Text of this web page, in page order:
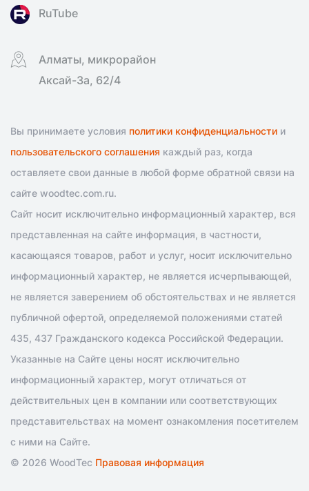
RuTube
Алматы, микрорайон
Аксай-3а, 62/4
Вы принимаете условия политики конфиденциальности и
пользовательского соглашения каждый раз, когда
оставляете свои данные в любой форме обратной связи на
сайте woodtec.com.ru.
Сайт носит исключительно информационный характер, вся
представленная на сайте информация, в частности,
касающаяся товаров, работ и услуг, носит исключительно
информационный характер, не является исчерпывающей,
не является заверением об обстоятельствах и не является
публичной офертой, определяемой положениями статей
435, 437 Гражданского кодекса Российской Федерации.
Указанные на Сайте цены носят исключительно
информационный характер, могут отличаться от
действительных цен в компании или соответствующих
представительствах на момент ознакомления посетителем
с ними на Сайте.
© 2026 WoodTec Правовая информация